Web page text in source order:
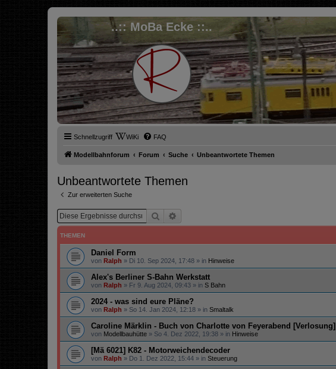
..:: MoBa Ecke ::..
Schnellzugriff WiKi FAQ
Modellbahnforum Forum Suche Unbeantwortete Themen
Unbeantwortete Themen
Zur erweiterten Suche
Suche
THEMEN
Daniel Form
von Ralph » Di 10. Sep 2024, 17:48 » in Hinweise
Alex's Berliner S-Bahn Werkstatt
von Ralph » Fr 9. Aug 2024, 09:43 » in S Bahn
2024 - was sind eure Pläne?
von Ralph » So 14. Jan 2024, 12:18 » in Smaltalk
Caroline Märklin - Buch von Charlotte von Feyerabend [Verlosung]
von Modellbauhütte » So 4. Dez 2022, 19:38 » in Hinweise
[Mä 6021] K82 - Motorweichendecoder
von Ralph » Do 1. Dez 2022, 15:44 » in Steuerung